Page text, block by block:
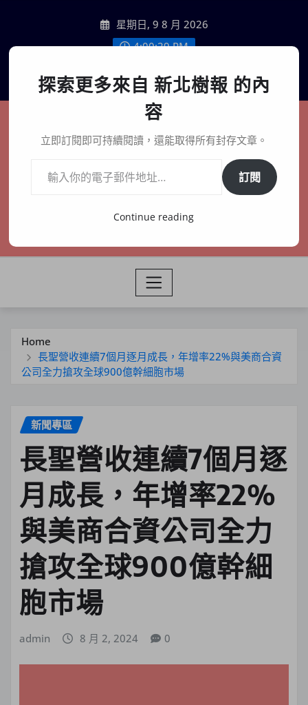
content
星期日, 9 8 月 2026
4:00:31 PM
聯絡我們
新北樹報
在地、記憶、連結、創生
Home
長聖營收連續7個月逐月成長，年增率22%與美商合資
公司全力搶攻全球900億幹細胞市場
新聞專區
長聖營收連續7個月逐
月成長，年增率22%
與美商合資公司全力
搶攻全球900億幹細
胞市場
admin 8 月 2, 2024 0
探索更多來自 新北樹報 的內
容
立即訂閱即可持續閱讀，還能取得所有封存文章。
訂閱
Continue reading